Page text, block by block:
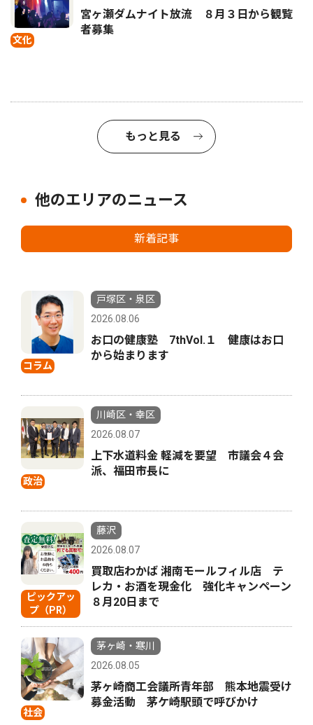
文化
宮ヶ瀬ダムナイト放流 ８月３日から観覧
者募集
もっと見る
他のエリアのニュース
新着記事
コラム
戸塚区・泉区
2026.08.06
お口の健康塾 7thVol.１ 健康はお口
から始まります
政治
川崎区・幸区
2026.08.07
上下水道料金 軽減を要望 市議会４会
派、福田市長に
ピックアッ
プ（PR）
藤沢
2026.08.07
買取店わかば 湘南モールフィル店 テ
レカ・お酒を現金化 強化キャンペーン
８月20日まで
社会
茅ヶ崎・寒川
2026.08.05
茅ヶ崎商工会議所青年部 熊本地震受け
募金活動 茅ケ崎駅頭で呼びかけ